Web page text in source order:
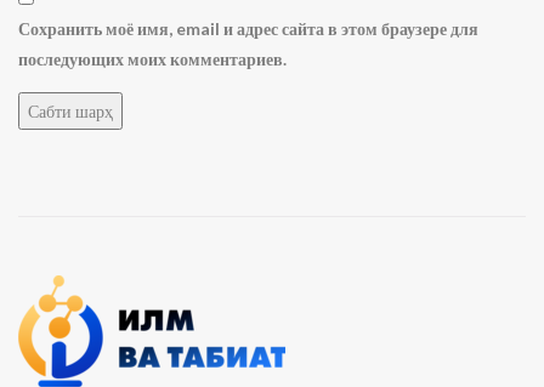
Сохранить моё имя, email и адрес сайта в этом браузере для
последующих моих комментариев.